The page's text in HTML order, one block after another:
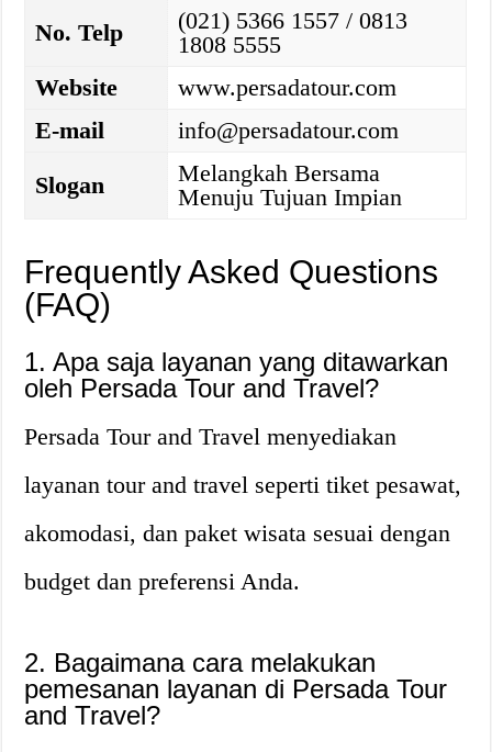
No. Telp
(021) 5366 1557 / 0813
1808 5555
Website
www.persadatour.com
E-mail
info@persadatour.com
Slogan
Melangkah Bersama
Menuju Tujuan Impian
Frequently Asked Questions
(FAQ)
1. Apa saja layanan yang ditawarkan
oleh Persada Tour and Travel?
Persada Tour and Travel menyediakan
layanan tour and travel seperti tiket pesawat,
akomodasi, dan paket wisata sesuai dengan
budget dan preferensi Anda.
2. Bagaimana cara melakukan
pemesanan layanan di Persada Tour
and Travel?